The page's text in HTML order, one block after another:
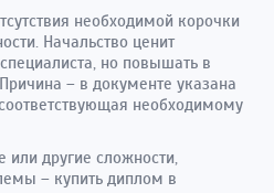
необходимой корочки
Начальство ценит
но повышать в
– в документе указана
необходимому
или другие сложности,
– купить диплом в